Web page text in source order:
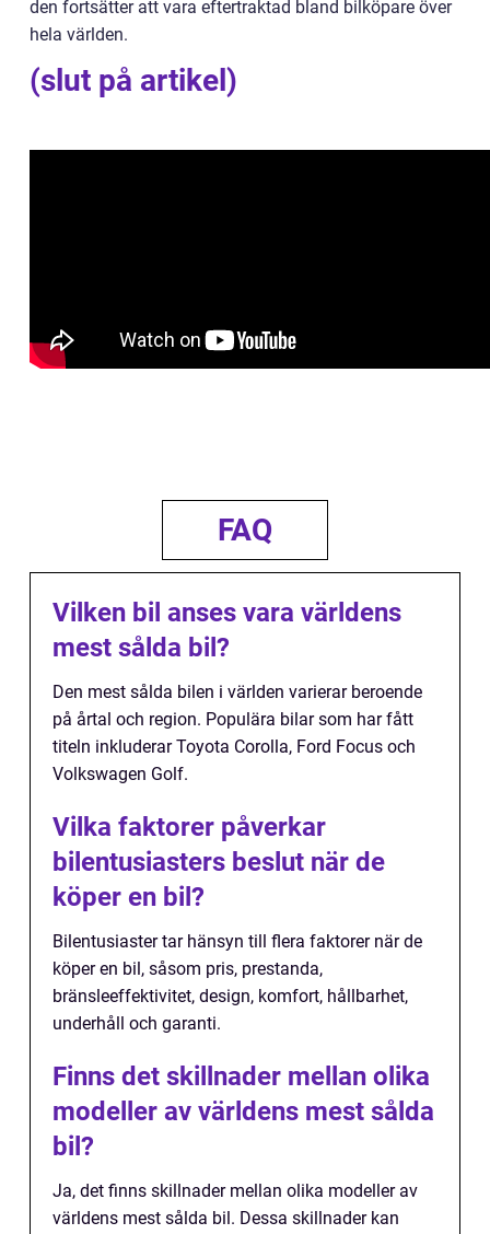
den fortsätter att vara eftertraktad bland bilköpare över
hela världen.
(slut på artikel)
FAQ
Vilken bil anses vara världens
mest sålda bil?
Den mest sålda bilen i världen varierar beroende
på årtal och region. Populära bilar som har fått
titeln inkluderar Toyota Corolla, Ford Focus och
Volkswagen Golf.
Vilka faktorer påverkar
bilentusiasters beslut när de
köper en bil?
Bilentusiaster tar hänsyn till flera faktorer när de
köper en bil, såsom pris, prestanda,
bränsleeffektivitet, design, komfort, hållbarhet,
underhåll och garanti.
Finns det skillnader mellan olika
modeller av världens mest sålda
bil?
Ja, det finns skillnader mellan olika modeller av
världens mest sålda bil. Dessa skillnader kan